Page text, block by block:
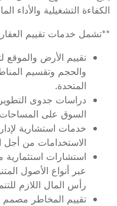
الكفاءة التشغيلية والأداء
**تشمل خدمات تقييم
تقييم الأرض والموقع
والحجم وتقسيم
المتحدة.
دراسات جدوى
السوق على المساحات
خدمات استشارية
الاستخدامات من أجل
استشارات استثمارية
عبر أنواع الأصول
رأس المال اللازم
تقييم المخاطر